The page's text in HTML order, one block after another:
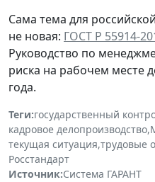
Сама тема для
не новая: ГОСТ Р 55914-
Руководство по
риска на рабочем месте
года.
Теги:государственный
кадровое делопроизводство,
текущая ситуация,трудовые
Росстандарт
Источник:Система ГАРАНТ